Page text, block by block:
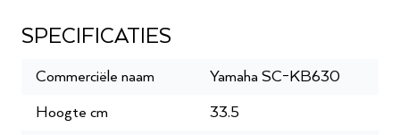
SPECIFICATIES
Commerciële naam
Yamaha SC-KB630
Hoogte cm
33.5